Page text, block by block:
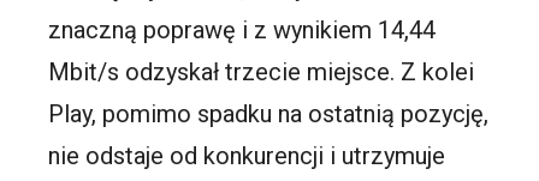
znaczną poprawę i z wynikiem 14,44
Mbit/s odzyskał trzecie miejsce. Z kolei
Play, pomimo spadku na ostatnią pozycję,
nie odstaje od konkurencji i utrzymuje